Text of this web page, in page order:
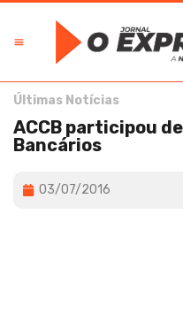
Últimas Notícias
ACCB participou
Bancários
03/07/2016